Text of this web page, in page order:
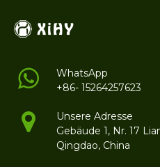
WhatsApp
+86- 15264257623
Unsere Adresse
Gebäude 1, Nr. 17
Qingdao, China